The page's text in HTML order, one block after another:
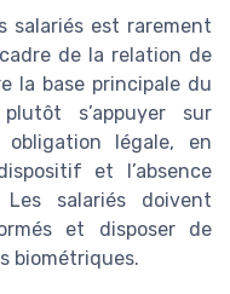
salariés est rarement
de la relation de
la base principale du
s’appuyer sur
légale, en
et l’absence
Les salariés doivent
et disposer de
biométriques.